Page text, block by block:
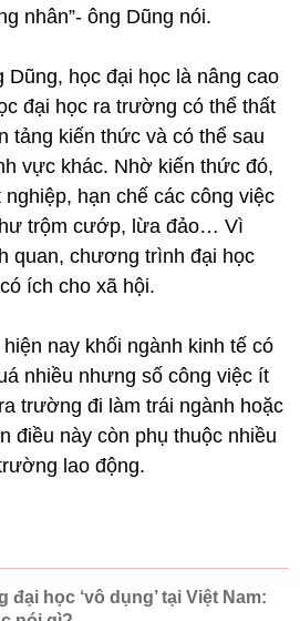
nhân”- ông Dũng nói.
Dũng, học đại học là nâng cao
đại học ra trường có thể thất
tảng kiến thức và có thể sau
vực khác. Nhờ kiến thức đó,
nghiệp, hạn chế các công việc
trộm cướp, lừa đảo… Vì
quan, chương trình đại học
ích cho xã hội.
nay khối ngành kinh tế có
nhiều nhưng số công việc ít
trường đi làm trái ngành hoặc
điều này còn phụ thuộc nhiều
lao động.
đại học ‘vô dụng’ tại Việt Nam: